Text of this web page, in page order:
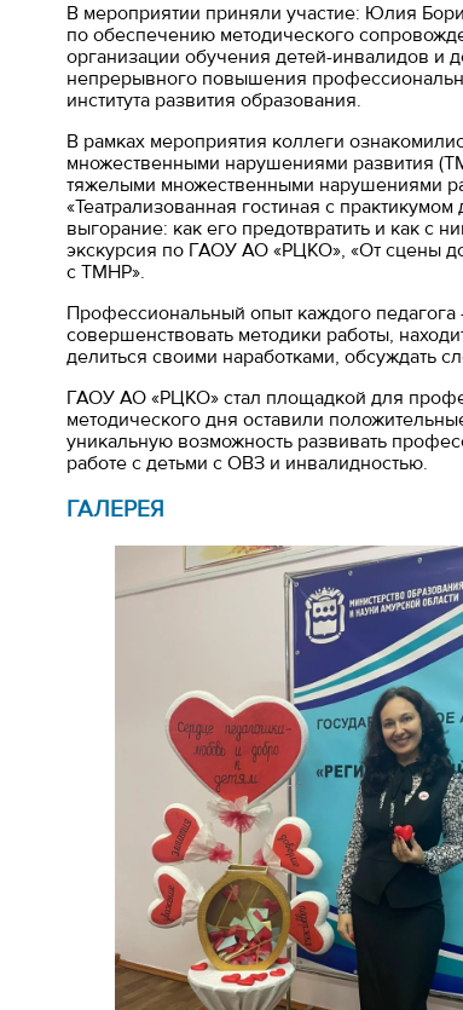
В мероприятии приняли участие: Юлия
по обеспечению методического
организации обучения детей-инвалидов
непрерывного повышения
института развития образования.
В рамках мероприятия коллеги
множественными нарушениями развития
тяжелыми множественными нарушениями
«Театрализованная гостиная с
выгорание: как его предотвратить и как с
экскурсия по ГАОУ АО «РЦКО», «От сцены
с ТМНР».
Профессиональный опыт каждого
совершенствовать методики работы,
делиться своими наработками, обсуждать
ГАОУ АО «РЦКО» стал площадкой для
методического дня оставили
уникальную возможность развивать
работе с детьми с ОВЗ и инвалидностью.
ГАЛЕРЕЯ